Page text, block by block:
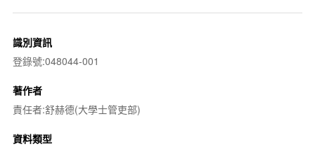
識別資訊
登錄號:048044-001
著作者
責任者:舒赫德(大學士管吏部)
資料類型